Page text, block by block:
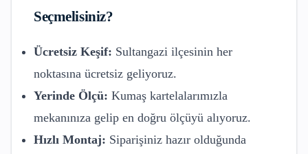
Seçmelisiniz?
Ücretsiz Keşif: Sultangazi ilçesinin her
noktasına ücretsiz geliyoruz.
Yerinde Ölçü: Kumaş kartelalarımızla
mekanınıza gelip en doğru ölçüyü alıyoruz.
Hızlı Montaj: Siparişiniz hazır olduğunda